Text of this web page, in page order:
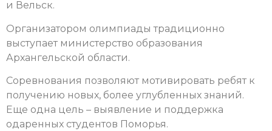
и Вельск.
Организатором олимпиады традиционно
выступает министерство образования
Архангельской области.
Соревнования позволяют мотивировать ребят к
получению новых, более углубленных знаний.
Еще одна цель – выявление и поддержка
одаренных студентов Поморья.